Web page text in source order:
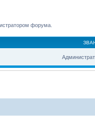
форума.